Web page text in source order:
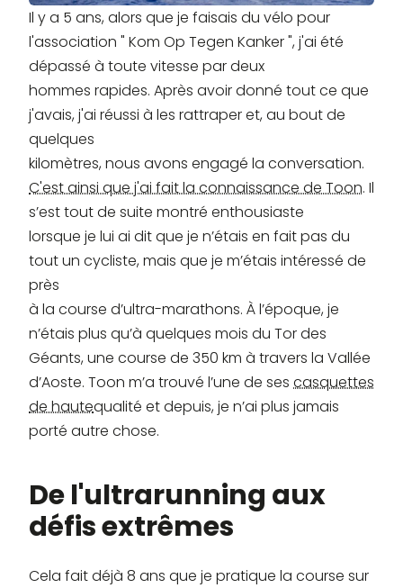
Il y a 5 ans, alors que je faisais du vélo pour
l'association " Kom Op Tegen Kanker ", j'ai été
dépassé à toute vitesse par deux
hommes rapides. Après avoir donné tout ce que
j'avais, j'ai réussi à les rattraper et, au bout de
quelques
kilomètres, nous avons engagé la conversation.
C'est ainsi que j'ai fait la connaissance de Toon. Il
s’est tout de suite montré enthousiaste
lorsque je lui ai dit que je n’étais en fait pas du
tout un cycliste, mais que je m’étais intéressé de
près
à la course d’ultra-marathons. À l’époque, je
n’étais plus qu’à quelques mois du Tor des
Géants, une course de 350 km à travers la Vallée
d’Aoste. Toon m’a trouvé l’une de ses casquettes
de hautequalité et depuis, je n’ai plus jamais
porté autre chose.
De l'ultrarunning aux
défis extrêmes
Cela fait déjà 8 ans que je pratique la course sur